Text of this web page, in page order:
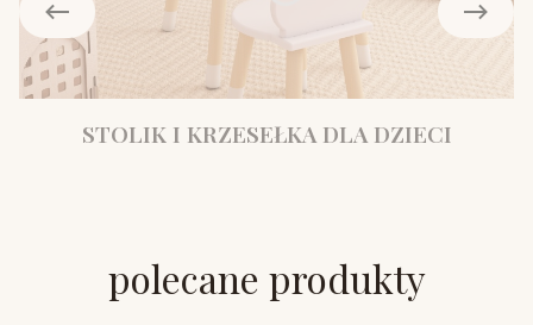
STOLIK I KRZESEŁKA DLA DZIECI
polecane produkty